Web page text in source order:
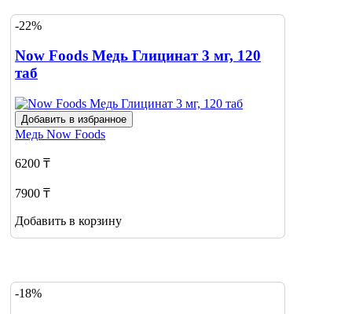
-22%
Now Foods Медь Глицинат 3 мг, 120
таб
Добавить в избранное
Медь Now Foods
6200 ₸
7900 ₸
Добавить в корзину
-18%